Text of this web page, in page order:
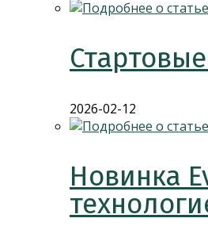
Стартовые
2026-02-12
Новинка